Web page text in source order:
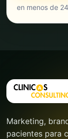
en menos de
Marketing,
pacientes para